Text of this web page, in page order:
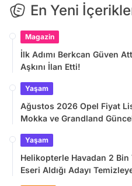
En Yeni
Magazin
İlk Adımı Berkcan Güven
Aşkını İlan Etti!
Yaşam
Ağustos 2026 Opel Fiyat
Mokka ve Grandland
Yaşam
Helikopterle Havadan 2 Bin
Eseri Aldığı Adayı